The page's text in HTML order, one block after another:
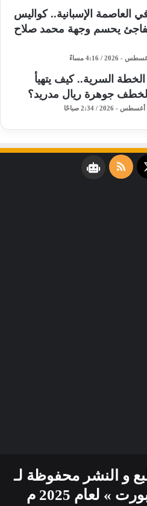
العاصمة الإسبانية.. كواليس
يحسم وجهة محمد صلاح
السرية.. كيف يتهيأ
لخطف جوهرة ريال مدريد؟
‫X
ملخصنبض
و النشر محفوظة لـ
» لعام 2025 م